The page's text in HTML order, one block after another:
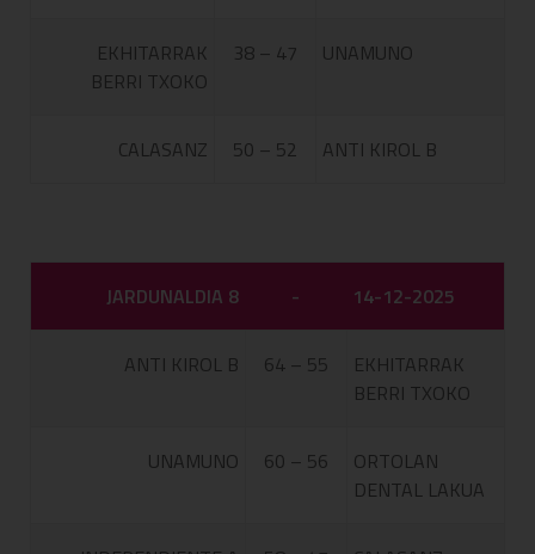
EKHITARRAK
BERRI TXOKO
38 – 47 UNAMUNO
CALASANZ 50 – 52 ANTI KIROL B
JARDUNALDIA 8 - 14-12-2025
ANTI KIROL B 64 – 55
EKHITARRAK
BERRI TXOKO
UNAMUNO 60 – 56
ORTOLAN
DENTAL LAKUA